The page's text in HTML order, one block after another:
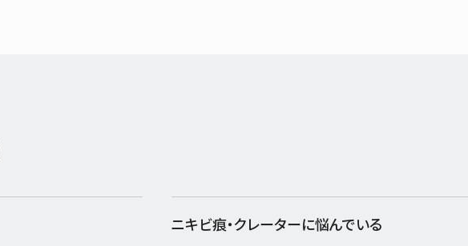
ニキビ痕・クレーターに悩んでいる